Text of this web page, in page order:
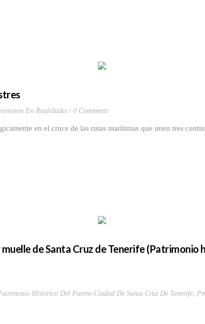
En Realidades 0 Comments
en el cruce de las rutas marítimas que unen tres
de Santa Cruz de Tenerife
Histórico Del Puerto-Ciudad De Santa Cruz De Tenerife,